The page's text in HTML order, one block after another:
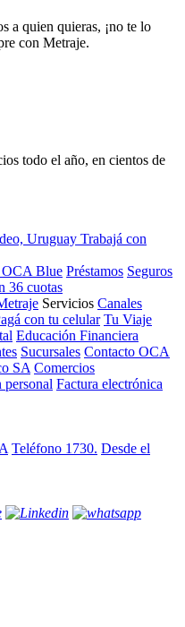
a quien quieras, ¡no te lo
con Metraje.
todo el año, en cientos de
Uruguay Trabajá con
OCA Blue Préstamos Seguros
36 cuotas
Servicios Canales
con tu celular Tu Viaje
Educación Financiera
Sucursales Contacto OCA
SA Comercios
personal Factura electrónica
Teléfono 1730. Desde el